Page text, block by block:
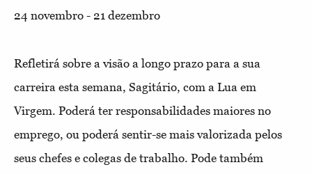
24 novembro - 21 dezembro
Refletirá sobre a visão a longo prazo para a sua
carreira esta semana, Sagitário, com a Lua em
Virgem. Poderá ter responsabilidades maiores no
emprego, ou poderá sentir-se mais valorizada pelos
seus chefes e colegas de trabalho. Pode também